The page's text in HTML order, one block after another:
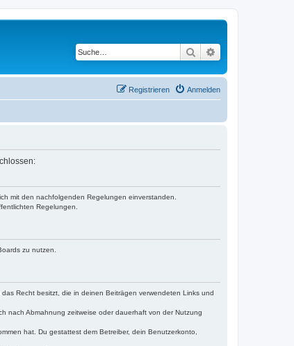
Suche
Anmelden
Registrieren
mit den nachfolgenden Regelungen einverstanden.
Regelungen.
zu nutzen.
Recht besitzt, die in deinen Beiträgen verwendeten Links und
nach Abmahnung zeitweise oder dauerhaft von der Nutzung
hat. Du gestattest dem Betreiber, dein Benutzerkonto,